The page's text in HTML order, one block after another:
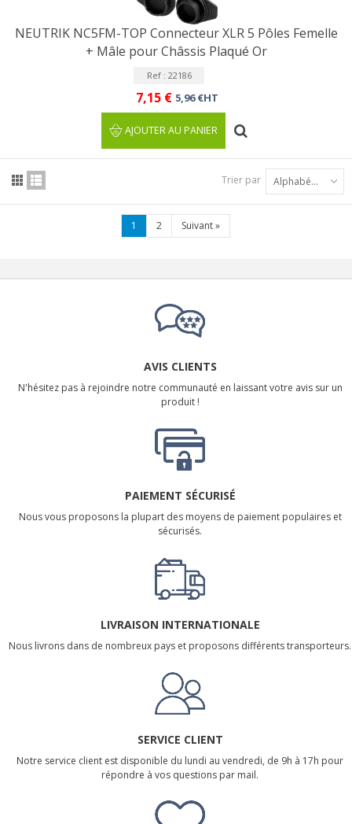
NEUTRIK NC5FM-TOP Connecteur XLR 5 Pôles Femelle
+ Mâle pour Châssis Plaqué Or
Ref : 22186
7,15 € 5,96 €HT
AJOUTER AU PANIER
Trier par Alphabétique : A à Z
1 2 Suivant»
AVIS CLIENTS
N'hésitez pas à rejoindre notre communauté en laissant votre avis sur un
produit !
PAIEMENT SÉCURISÉ
Nous vous proposons la plupart des moyens de paiement populaires et
sécurisés.
LIVRAISON INTERNATIONALE
Nous livrons dans de nombreux pays et proposons différents transporteurs.
SERVICE CLIENT
Notre service client est disponible du lundi au vendredi, de 9h à 17h pour
répondre à vos questions par mail.